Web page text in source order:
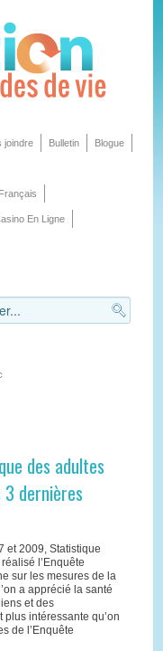
joindre Bulletin Blogue
En Ligne
des adultes
dernières
et 2009, Statistique
l’Enquête
sur les mesures de la
a apprécié la santé
et des
intéressante qu’on
de l’Enquête